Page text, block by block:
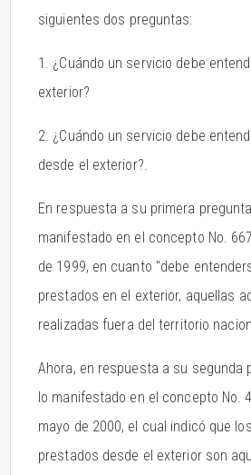
siguientes dos preguntas:
1. ¿Cuándo un servicio debe
exterior?
2. ¿Cuándo un servicio debe
desde el exterior?.
En respuesta a su primera
manifestado en el concepto No.
de 1999, en cuanto "debe
prestados en el exterior, aquellas
realizadas fuera del territorio
Ahora, en respuesta a su segunda
lo manifestado en el concepto No.
mayo de 2000, el cual indicó que
prestados desde el exterior son